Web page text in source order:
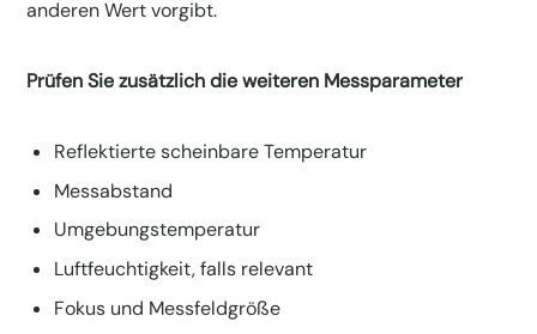
anderen Wert vorgibt.
Prüfen Sie zusätzlich die weiteren Messparameter
Reflektierte scheinbare Temperatur
Messabstand
Umgebungstemperatur
Luftfeuchtigkeit, falls relevant
Fokus und Messfeldgröße